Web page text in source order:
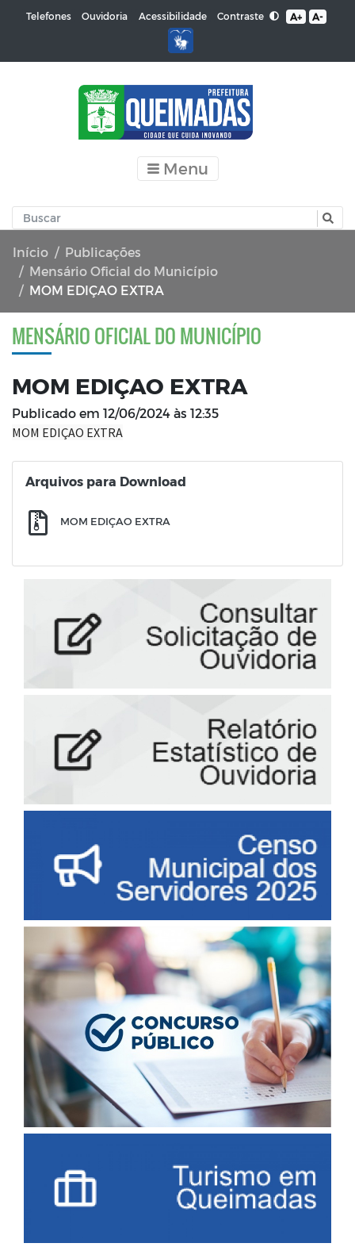
Telefones Ouvidoria Acessibilidade Contraste A+ A-
Menu
Início
Publicações
Mensário Oficial do Município
MOM EDIÇAO EXTRA
MENSÁRIO OFICIAL DO MUNICÍPIO
MOM EDIÇAO EXTRA
Publicado em 12/06/2024 às 12:35
MOM EDIÇAO EXTRA
Arquivos para Download
MOM EDIÇAO EXTRA